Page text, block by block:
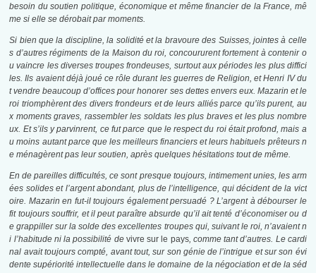
besoin du soutien politique, économique et même financier de la France, mê
me si elle se dérobait par moments.
Si bien que la discipline, la solidité et la bravoure des Suisses, jointes à celle
s d’autres régiments de la Maison du roi, concoururent fortement à contenir o
u vaincre les diverses troupes frondeuses, surtout aux périodes les plus diffici
les. Ils avaient déjà joué ce rôle durant les guerres de Religion, et Henri IV du
t vendre beaucoup d’offices pour honorer ses dettes envers eux. Mazarin et le
roi triomphèrent des divers frondeurs et de leurs alliés parce qu’ils purent, au
x moments graves, rassembler les soldats les plus braves et les plus nombre
ux. Et s’ils y parvinrent, ce fut parce que le respect du roi était profond, mais a
u moins autant parce que les meilleurs financiers et leurs habituels prêteurs n
e ménagèrent pas leur soutien, après quelques hésitations tout de même.
En de pareilles difficultés, ce sont presque toujours, intimement unies, les arm
ées solides et l’argent abondant, plus de l’intelligence, qui décident de la vict
oire. Mazarin en fut-il toujours également persuadé ? L’argent à débourser le
fit toujours souffrir, et il peut paraître absurde qu’il ait tenté d’économiser ou d
e grappiller sur la solde des excellentes troupes qui, suivant le roi, n’avaient n
i l’habitude ni la possibilité de vivre sur le pays, comme tant d’autres. Le cardi
nal avait toujours compté, avant tout, sur son génie de l’intrigue et sur son évi
dente supériorité intellectuelle dans le domaine de la négociation et de la séd